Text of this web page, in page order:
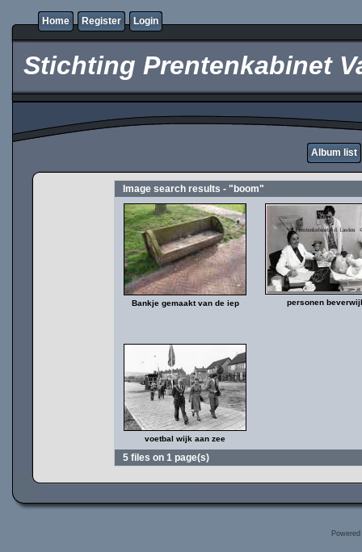
Home Register Login
Stichting Prentenkabinet
Album list
Image search results - "boom"
Bankje gemaakt van de iep personen
voetbal wijk aan zee
5 files on 1 page(s)